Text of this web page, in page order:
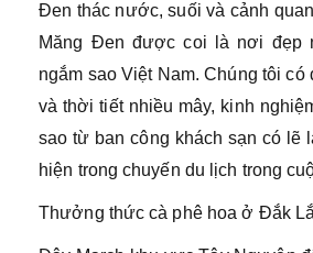
Đen thác nước, suối và cảnh quan
Măng Đen được coi là nơi đẹp
ngắm sao Việt Nam. Chúng tôi có
và thời tiết nhiều mây, kinh
sao từ ban công khách sạn có lẽ
hiện trong chuyến du lịch trong
Thưởng thức cà phê hoa ở Đắk